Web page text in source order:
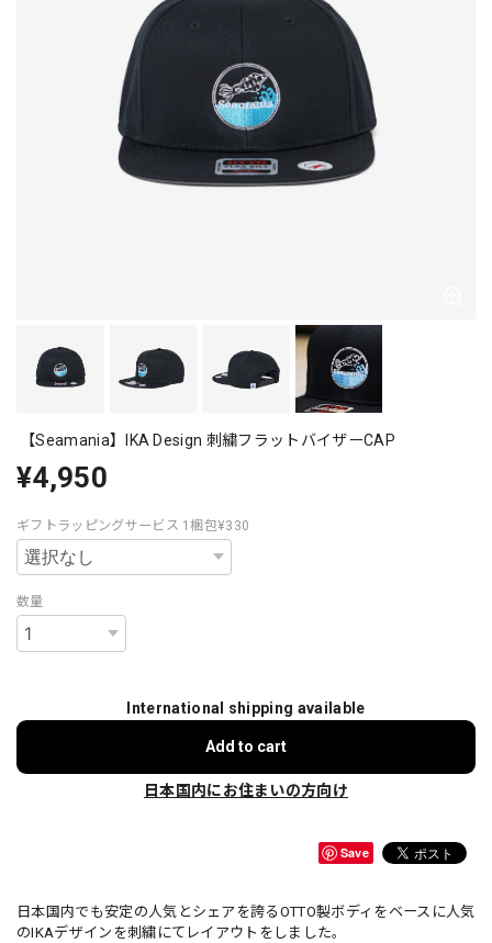
【Seamania】IKA Design 刺繍フラットバイザーCAP
¥4,950
ギフトラッピングサービス 1梱包¥330
数量
International shipping available
Add to cart
日本国内にお住まいの方向け
Save
日本国内でも安定の人気とシェアを誇るOTTO製ボディをベースに人気
のIKAデザインを刺繍にてレイアウトをしました。